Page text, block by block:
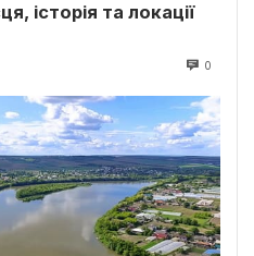
історія та локації
0